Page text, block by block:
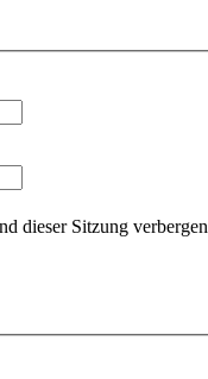
dieser Sitzung verbergen